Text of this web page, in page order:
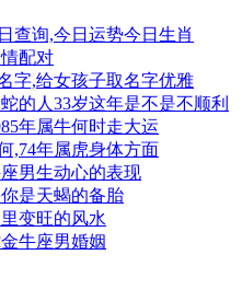
查询,今日运势今日生肖
配对
字,给女孩子取名字优雅
的人33岁这年是不是不顺利
年属牛何时走大运
,74年属虎身体方面
男生动心的表现
是天蝎的备胎
变旺的风水
牛座男婚姻